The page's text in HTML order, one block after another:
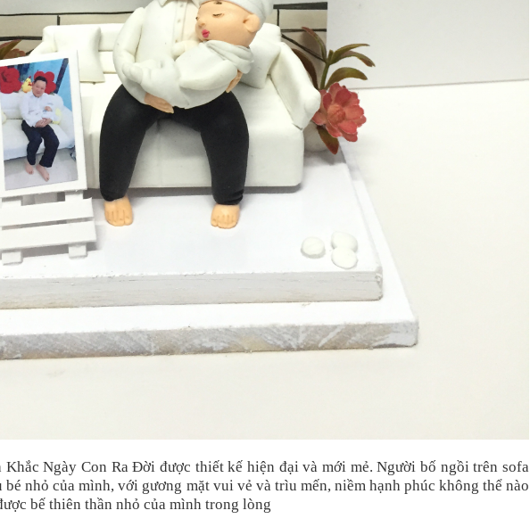
Khắc Ngày Con Ra Đời được thiết kế hiện đại và mới mẻ. Người bố ngồi trên sofa
bé nhỏ của mình, với gương mặt vui vẻ và trìu mến, niềm hạnh phúc không thể nào
bế thiên thần nhỏ của mình trong lòng